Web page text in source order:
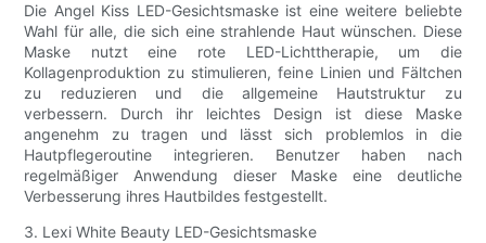
Die Angel Kiss LED-Gesichtsmaske ist eine weitere beliebte
Wahl für alle, die sich eine strahlende Haut wünschen. Diese
Maske nutzt eine rote LED-Lichttherapie, um die
Kollagenproduktion zu stimulieren, feine Linien und Fältchen
zu reduzieren und die allgemeine Hautstruktur zu
verbessern. Durch ihr leichtes Design ist diese Maske
angenehm zu tragen und lässt sich problemlos in die
Hautpflegeroutine integrieren. Benutzer haben nach
regelmäßiger Anwendung dieser Maske eine deutliche
Verbesserung ihres Hautbildes festgestellt.
3. Lexi White Beauty LED-Gesichtsmaske